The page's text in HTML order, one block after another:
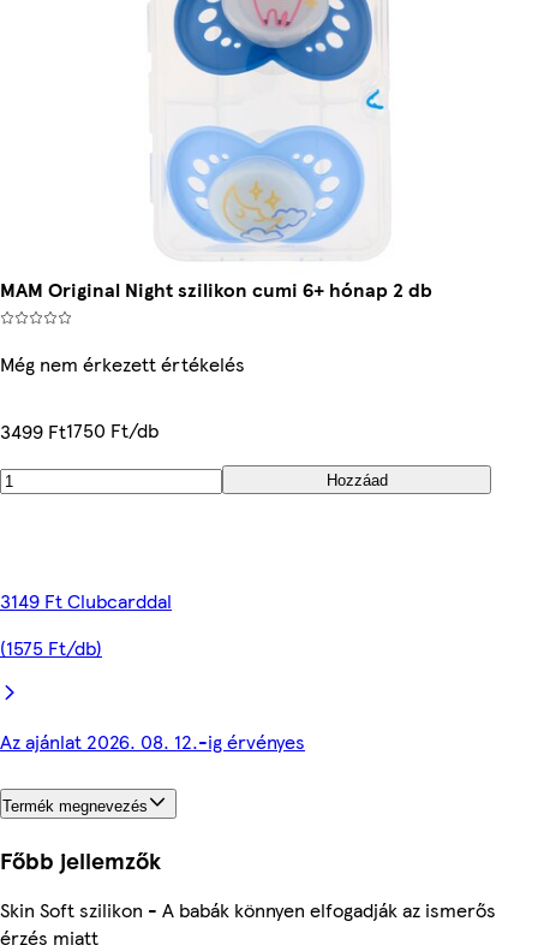
MAM Original Night szilikon cumi 6+ hónap 2 db
Még nem érkezett értékelés
3499 Ft1750 Ft/db
Hozzáad
3149 Ft Clubcarddal
(1575 Ft/db)
Az ajánlat 2026. 08. 12.-ig érvényes
Termék megnevezés
Főbb jellemzők
Skin Soft szilikon - A babák könnyen elfogadják az ismerős
érzés miatt